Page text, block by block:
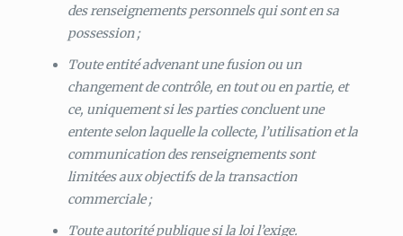
des renseignements personnels qui sont en sa
possession ;
Toute entité advenant une fusion ou un
changement de contrôle, en tout ou en partie, et
ce, uniquement si les parties concluent une
entente selon laquelle la collecte, l’utilisation et la
communication des renseignements sont
limitées aux objectifs de la transaction
commerciale ;
Toute autorité publique si la loi l’exige.